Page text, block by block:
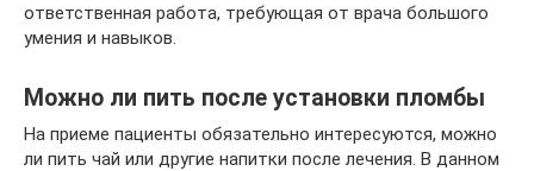
ответственная работа, требующая от врача большого
умения и навыков.
Можно ли пить после установки пломбы
На приеме пациенты обязательно интересуются, можно
ли пить чай или другие напитки после лечения. В данном